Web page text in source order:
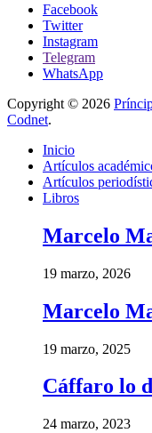
Facebook
Twitter
Instagram
Telegram
WhatsApp
Copyright © 2026
Codnet.
Inicio
Artículos
Artículos
Libros
Marcelo
19 marzo, 2026
Marcelo
19 marzo, 2025
Cáffaro lo
24 marzo, 2023